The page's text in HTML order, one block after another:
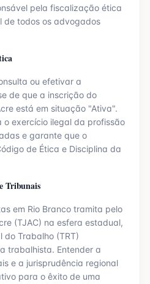
pela fiscalização ética
de todos os advogados
ou efetivar a
de que a inscrição do
está em situação "Ativa".
o exercício ilegal da profissão
e garante que o
de Ética e Disciplina da
Tribunais
em Rio Branco tramita pelo
(TJAC) na esfera estadual,
do Trabalho (TRT)
trabalhista. Entender a
e a jurisprudência regional
para o êxito de uma